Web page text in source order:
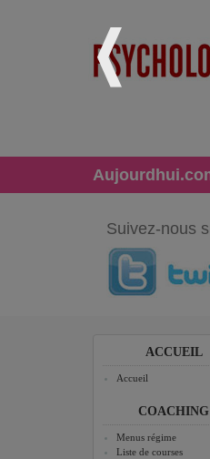
Suivez-nous
ACCUEIL
Accueil
COACHING
Menus régime
Liste de courses